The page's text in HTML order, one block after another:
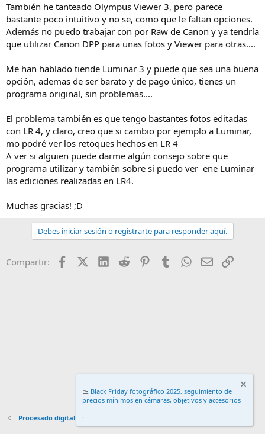
También he tanteado Olympus Viewer 3, pero parece
bastante poco intuitivo y no se, como que le faltan opciones.
Además no puedo trabajar con por Raw de Canon y ya tendría
que utilizar Canon DPP para unas fotos y Viewer para otras....
Me han hablado tiende Luminar 3 y puede que sea una buena
opción, ademas de ser barato y de pago único, tienes un
programa original, sin problemas....
El problema también es que tengo bastantes fotos editadas
con LR 4, y claro, creo que si cambio por ejemplo a Luminar,
mo podré ver los retoques hechos en LR 4
A ver si alguien puede darme algún consejo sobre que
programa utilizar y también sobre si puedo ver ene Luminar
las ediciones realizadas en LR4.
Muchas gracias! ;D
Debes iniciar sesión o registrarte para responder aquí.
Compartir: FacebookX (Twitter)
LinkedIn
Reddit PinterestTumblr WhatsApp
EmailEnlace
Procesado digital
📉 Black Friday fotográfico 2025, seguimiento de
precios mínimos en cámaras, objetivos y accesorios
.